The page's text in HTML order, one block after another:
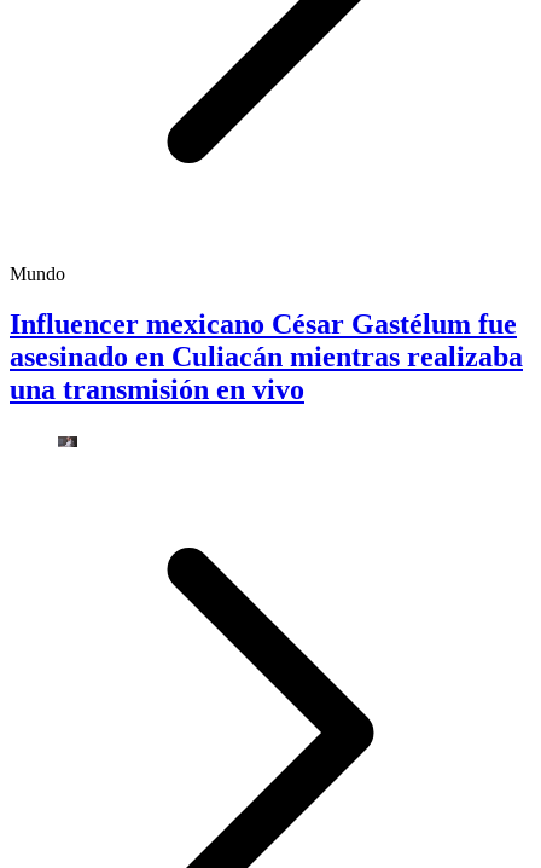
Mundo
Influencer mexicano César Gastélum fue
asesinado en Culiacán mientras realizaba
una transmisión en vivo